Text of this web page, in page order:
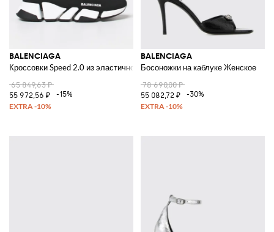
BALENCIAGA
Кроссовки Speed 2.0 из эластичного переработанного трикотажа
65 849,63 ₽
55 972,56 ₽
-15%
BALENCIAGA
Босоножки на каблуке Женское
78 690,00 ₽
55 082,72 ₽
-30%